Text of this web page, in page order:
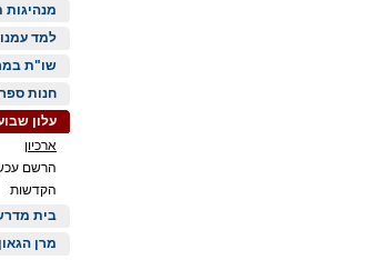
מנהיגות
למד עמנו
שו"ת
חנות
עלון
ארכיון
הרשם
הקדשות
בית
מרן